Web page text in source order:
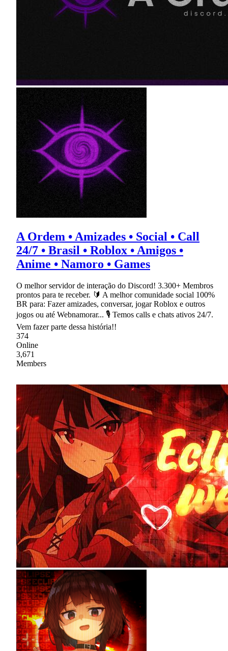
A Ordem • Amizades • Social • Call
24/7 • Brasil • Roblox • Amigos •
Anime • Namoro • Games
O melhor servidor de interação do Discord! 3.300+ Membros
prontos para te receber. 🔰 A melhor comunidade social 100%
BR para: Fazer amizades, conversar, jogar Roblox e outros
jogos ou até Webnamorar... 🎙 Temos calls e chats ativos 24/7.
Vem fazer parte dessa história!!
374
Online
3,671
Members